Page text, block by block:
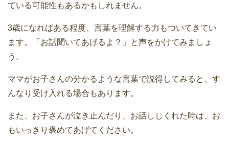
ている可能性もあるかもしれません。
3歳になればある程度、言葉を理解する力もついてきてい
ます。「お話聞いてあげるよ？」と声をかけてみましょ
う。
ママがお子さんの分かるような言葉で説得してみると、す
んなり受け入れる場合もあります。
また、お子さんが泣き止んだり、お話ししくれた時は、お
もいっきり褒めてあげてください。